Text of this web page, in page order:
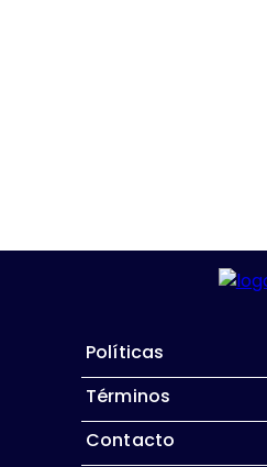
Políticas
Términos
Contacto